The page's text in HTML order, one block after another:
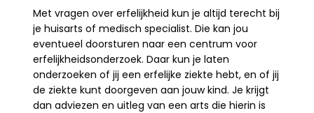
Met vragen over erfelijkheid kun je altijd terecht bij
je huisarts of medisch specialist. Die kan jou
eventueel doorsturen naar een centrum voor
erfelijkheidsonderzoek. Daar kun je laten
onderzoeken of jij een erfelijke ziekte hebt, en of jij
de ziekte kunt doorgeven aan jouw kind. Je krijgt
dan adviezen en uitleg van een arts die hierin is